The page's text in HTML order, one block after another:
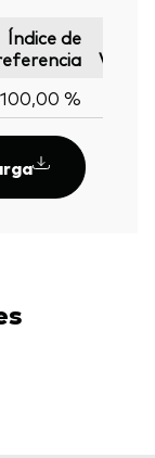
Índice de
100,00 %